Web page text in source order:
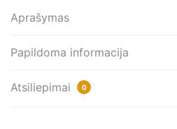
Aprašymas
Papildoma informacija
Atsiliepimai 0